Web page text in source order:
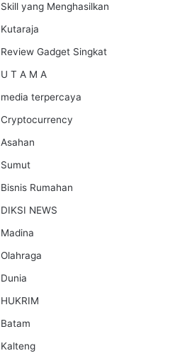
Skill yang Menghasilkan
Kutaraja
Review Gadget Singkat
U T A M A
media terpercaya
Cryptocurrency
Asahan
Sumut
Bisnis Rumahan
DIKSI NEWS
Madina
Olahraga
Dunia
HUKRIM
Batam
Kalteng